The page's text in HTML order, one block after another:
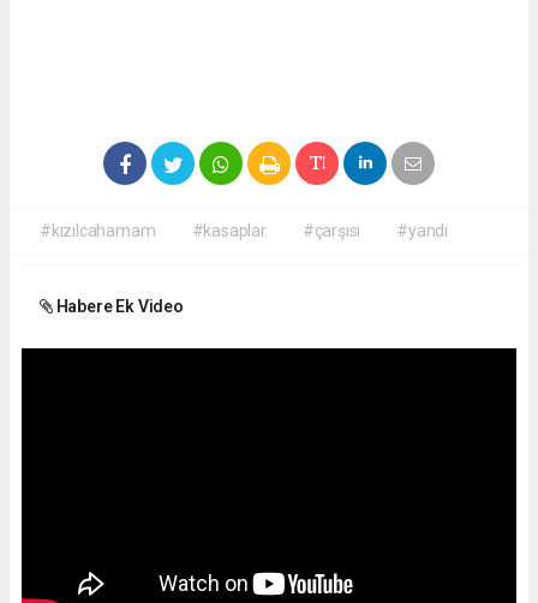
#kızılcahamam #kasaplar #çarşısı #yandı
Habere Ek Video